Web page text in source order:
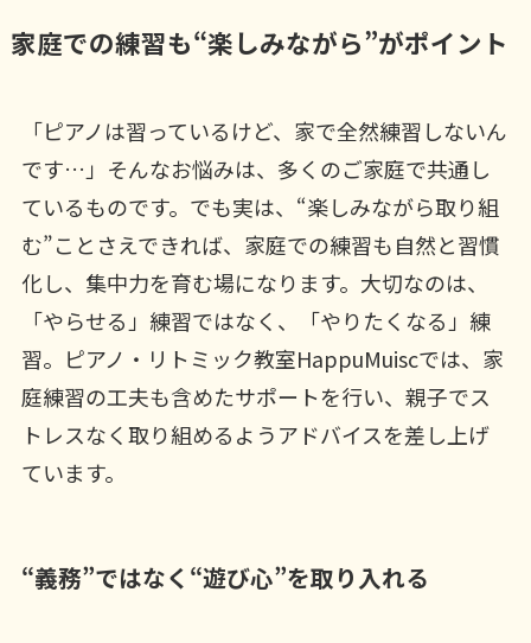
家庭での練習も“楽しみながら”がポイント
「ピアノは習っているけど、家で全然練習しないん
です…」そんなお悩みは、多くのご家庭で共通し
ているものです。でも実は、“楽しみながら取り組
む”ことさえできれば、家庭での練習も自然と習慣
化し、集中力を育む場になります。大切なのは、
「やらせる」練習ではなく、「やりたくなる」練
習。ピアノ・リトミック教室HappuMuiscでは、家
庭練習の工夫も含めたサポートを行い、親子でス
トレスなく取り組めるようアドバイスを差し上げ
ています。
“義務”ではなく“遊び心”を取り入れる